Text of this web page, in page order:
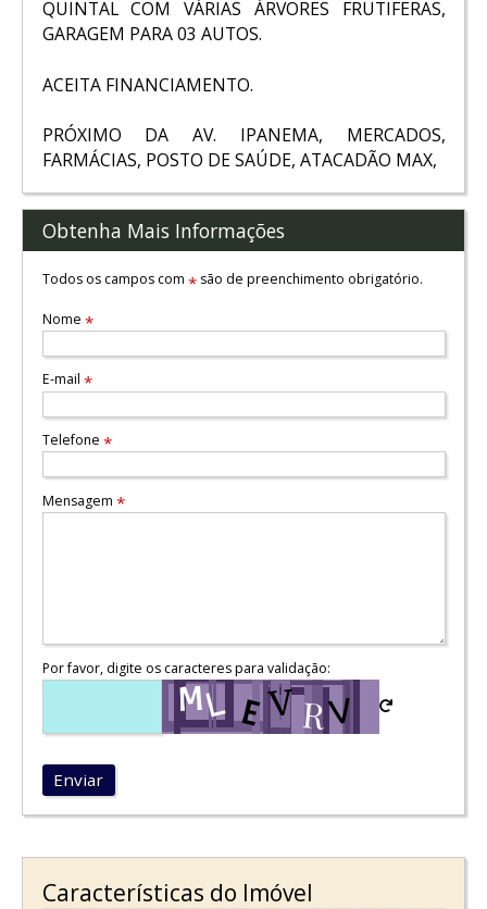
QUINTAL COM VÁRIAS ÁRVORES FRUTIFERAS,
GARAGEM PARA 03 AUTOS.
ACEITA FINANCIAMENTO.
PRÓXIMO DA AV. IPANEMA, MERCADOS,
FARMÁCIAS, POSTO DE SAÚDE, ATACADÃO MAX,
Obtenha Mais Informações
Todos os campos com *são de preenchimento obrigatório.
Nome *
E-mail *
Telefone *
Mensagem *
Por favor, digite os caracteres para validação:
Enviar
Características do Imóvel